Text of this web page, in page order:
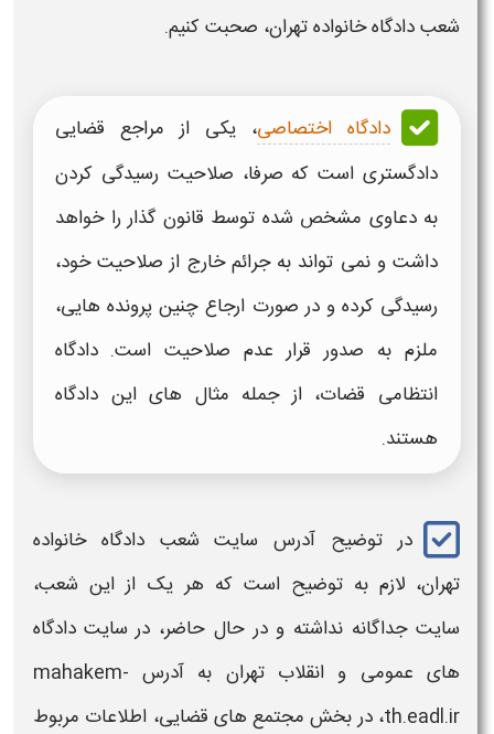
شعب دادگاه خانواده تهران، صحبت کنیم.
دادگاه اختصاصی، یکی از مراجع قضایی
دادگستری است که صرفا، صلاحیت رسیدگی کردن
به دعاوی مشخص شده توسط قانون گذار را خواهد
داشت و نمی تواند به جرائم خارج از صلاحیت خود،
رسیدگی کرده و در صورت ارجاع چنین پرونده هایی،
ملزم به صدور قرار عدم صلاحیت است. دادگاه
انتظامی قضات، از جمله مثال های این دادگاه
هستند.
در توضیح آدرس سایت شعب دادگاه خانواده
تهران، لازم به توضیح است که هر یک از این شعب،
سایتجداگانه نداشته و در حال حاضر، درسایت دادگاه
های عمومی و انقلاب تهران به آدرس mahakem-
th.eadl.ir، در بخش مجتمع های قضایی، اطلاعات مربوط